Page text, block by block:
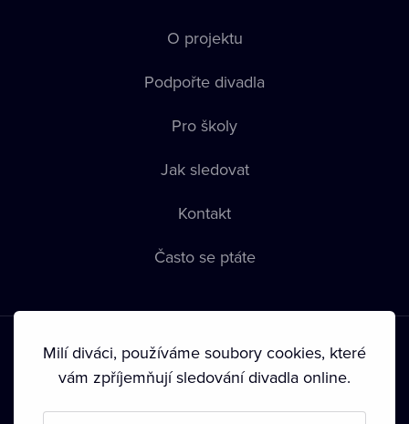
O projektu
Podpořte divadla
Pro školy
Jak sledovat
Kontakt
Často se ptáte
Podmínky používání • Ochrana soukromí • Zásady používání
Milí diváci, používáme soubory cookies, které
vám zpříjemňují sledování divadla online.